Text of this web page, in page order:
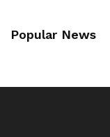
Popular News